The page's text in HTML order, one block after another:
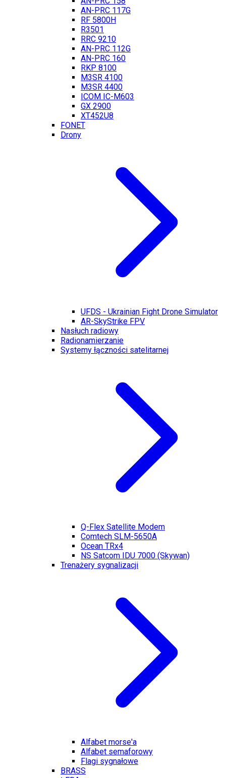
AN-PRC 117G
RF 5800H
R3501
RRC 9210
AN-PRC 112G
AN-PRC 160
RKP 8100
M3SR 4100
M3SR 4400
ICOM IC-M603
GX 2900
XT452U8
FONET
Drony
UFDS - Ukrainian Fight Drone Simulator
AR-SkyStrike FPV
Nasłuch radiowy
Radionamierzanie
Systemy łączności satelitarnej
Q-Flex Satellite Modem
Comtech SLM-5650A
Ocean TRx4
NS Satcom IDU 7000 (Skywan)
Trenażery sygnalizacji
Alfabet morse'a
Alfabet semaforowy
Flagi sygnałowe
BRASS